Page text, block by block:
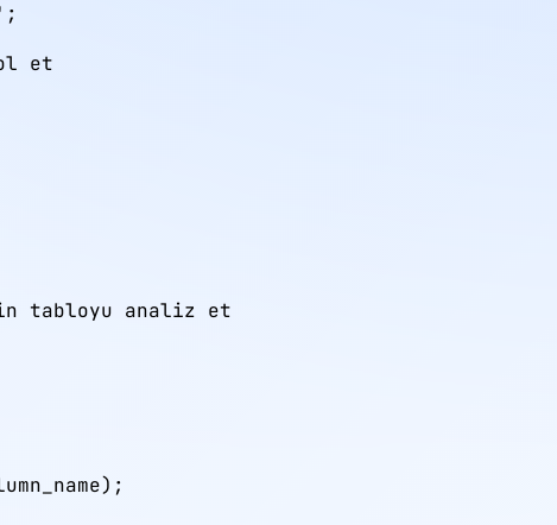
et
tabloyu analiz et